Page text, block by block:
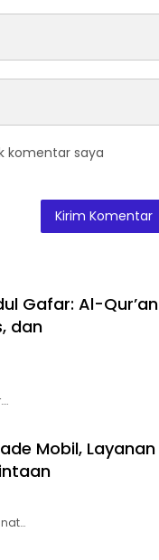
komentar saya
Gafar: Al-Qur’an
dan
Mobil, Layanan